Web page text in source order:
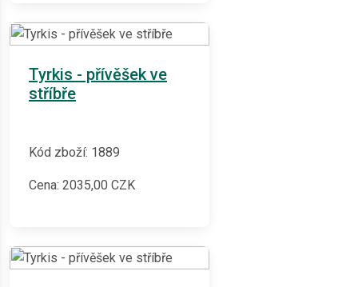
Tyrkis - přívěšek ve
stříbře
Kód zboží: 1889
Cena: 2035,00 CZK